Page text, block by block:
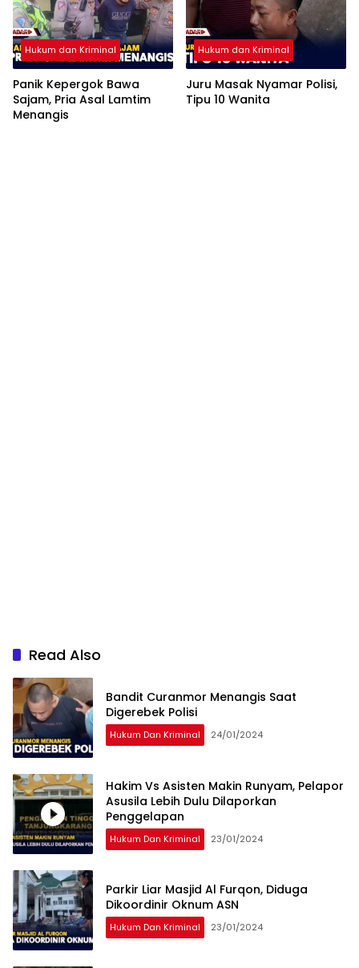
Hukum dan Kriminal
Panik Kepergok Bawa
Sajam, Pria Asal Lamtim
Menangis
Hukum dan Kriminal
Juru Masak Nyamar Polisi,
Tipu 10 Wanita
Read Also
Bandit Curanmor Menangis Saat
Digerebek Polisi
Hukum Dan Kriminal 24/01/2024
Hakim Vs Asisten Makin Runyam, Pelapor
Asusila Lebih Dulu Dilaporkan
Penggelapan
Hukum Dan Kriminal 23/01/2024
Parkir Liar Masjid Al Furqon, Diduga
Dikoordinir Oknum ASN
Hukum Dan Kriminal 23/01/2024